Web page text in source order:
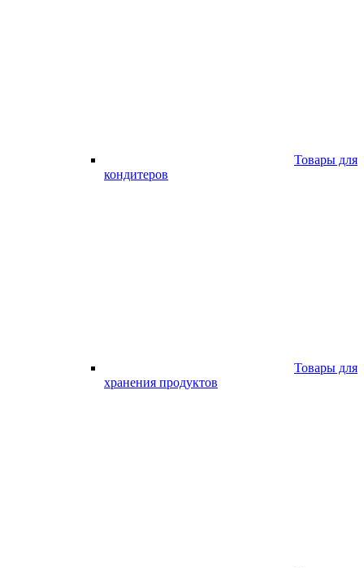
Товары для
кондитеров
Товары для
хранения продуктов